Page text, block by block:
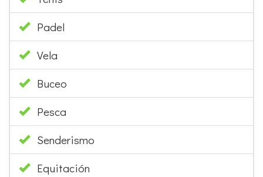
Padel
Vela
Buceo
Pesca
Senderismo
Equitación